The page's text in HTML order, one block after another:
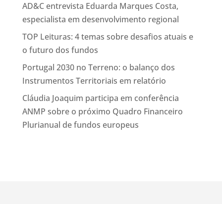
AD&C entrevista Eduarda Marques Costa,
especialista em desenvolvimento regional
TOP Leituras: 4 temas sobre desafios atuais e
o futuro dos fundos
Portugal 2030 no Terreno: o balanço dos
Instrumentos Territoriais em relatório
Cláudia Joaquim participa em conferência
ANMP sobre o próximo Quadro Financeiro
Plurianual de fundos europeus